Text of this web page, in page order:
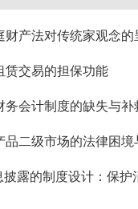
财产法对传统家观念的
赁交易的担保功能
务会计制度的缺失与补
品二级市场的法律困境
披露的制度设计：保